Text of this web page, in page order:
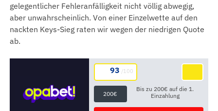
gelegentlicher Fehleranfälligkeit nicht völlig abwegig,
aber unwahrscheinlich. Von einer Einzelwette auf den
nackten Keys-Sieg raten wir wegen der niedrigen Quote
ab.
93 /100
200€
Bis zu 200€ auf die 1.
Einzahlung